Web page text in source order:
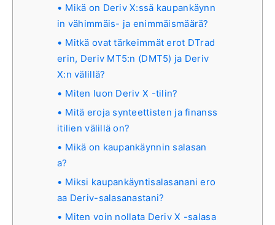
Mikä on Deriv X:ssä kaupankäynn
in vähimmäis- ja enimmäismäärä?
Mitkä ovat tärkeimmät erot DTrad
erin, Deriv MT5:n (DMT5) ja Deriv
X:n välillä?
Miten luon Deriv X -tilin?
Mitä eroja synteettisten ja finanss
itilien välillä on?
Mikä on kaupankäynnin salasan
a?
Miksi kaupankäyntisalasanani ero
aa Deriv-salasanastani?
Miten voin nollata Deriv X -salasa